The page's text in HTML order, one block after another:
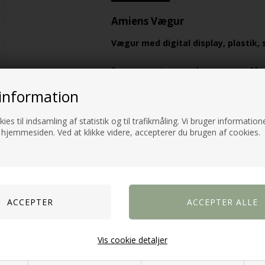
til indsamling af statistik og til trafikmåling. Vi bruger
Ved at klikke videre, accepterer du brugen af cookies.
Vis cookie detaljer
Amiens Vægur
Vægur med digital display, plastik,
Super smart og moderne vægur
Bredde 25cm
Højde 25cm
Uret bruger Batterier: 1xAA +